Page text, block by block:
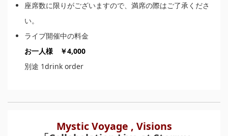
座席数に限りがございますので、満席の際はご了承くださ
い。
ライブ開催中の料金
お一人様 ￥4,000
別途 1drink order
Mystic Voyage , Visions